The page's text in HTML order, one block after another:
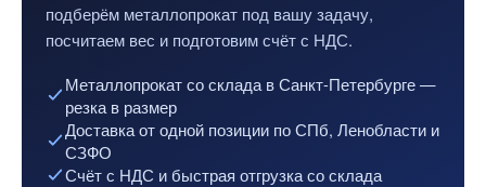
подберём металлопрокат под вашу задачу,
посчитаем вес и подготовим счёт с НДС.
Металлопрокат со склада в Санкт-Петербурге —
резка в размер
Доставка от одной позиции по СПб, Ленобласти и
СЗФО
Счёт с НДС и быстрая отгрузка со склада